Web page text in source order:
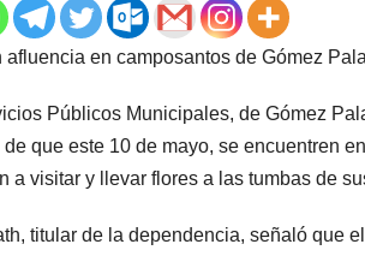
afluencia en camposantos de Gómez
Públicos Municipales, de Gómez
que este 10 de mayo, se encuentren
a visitar y llevar flores a las tumbas de
titular de la dependencia, señaló que